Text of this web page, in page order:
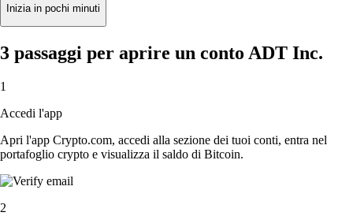
Inizia in pochi minuti
3 passaggi per aprire un conto ADT Inc.
1
Accedi l'app
Apri l'app Crypto.com, accedi alla sezione dei tuoi conti, entra nel
portafoglio crypto e visualizza il saldo di Bitcoin.
2